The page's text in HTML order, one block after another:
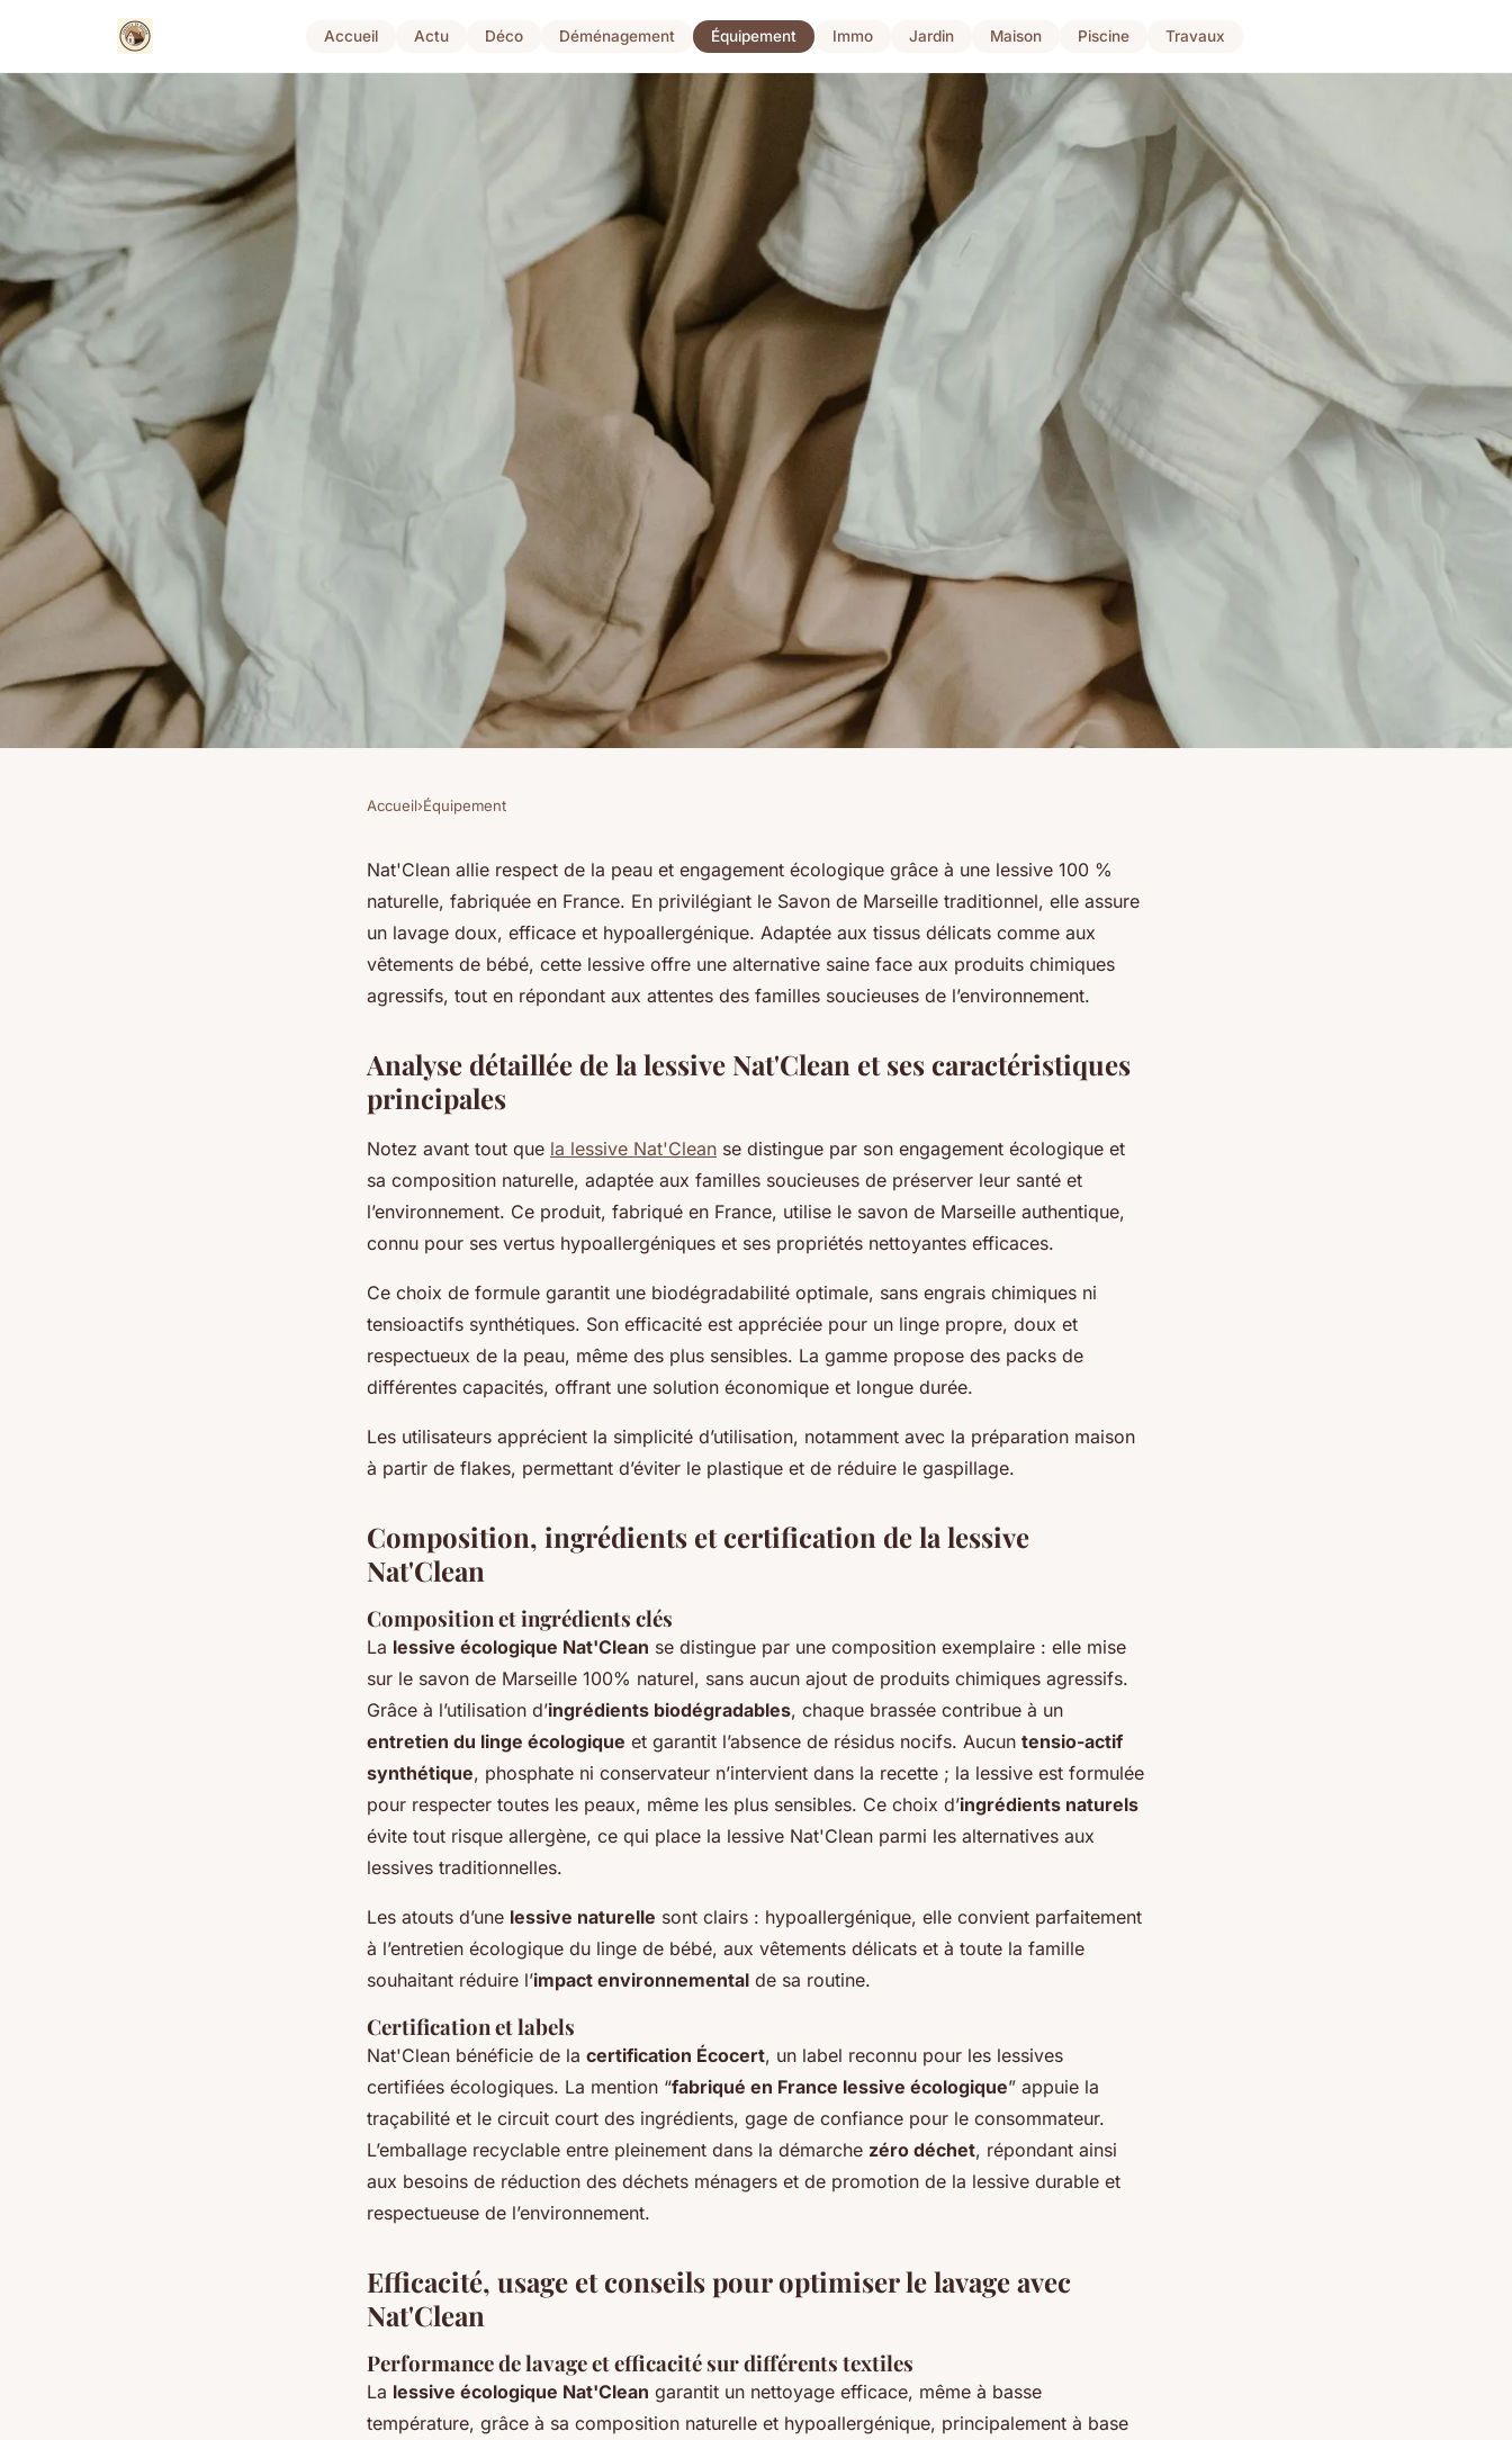
Accueil Actu Déco Déménagement Équipement Immo Jardin Maison Piscine Travaux
Optez pour la lessive nat'clean :
douceur et écologie réunies
7 min de lecture
Accueil›Équipement
Nat'Clean allie respect de la peau et engagement écologique grâce à une lessive 100 %
naturelle, fabriquée en France. En privilégiant le Savon de Marseille traditionnel, elle assure
un lavage doux, efficace et hypoallergénique. Adaptée aux tissus délicats comme aux
vêtements de bébé, cette lessive offre une alternative saine face aux produits chimiques
agressifs, tout en répondant aux attentes des familles soucieuses de l’environnement.
Analyse détaillée de la lessive Nat'Clean et ses caractéristiques
principales
Notez avant tout que la lessive Nat'Clean se distingue par son engagement écologique et
sa composition naturelle, adaptée aux familles soucieuses de préserver leur santé et
l’environnement. Ce produit, fabriqué en France, utilise le savon de Marseille authentique,
connu pour ses vertus hypoallergéniques et ses propriétés nettoyantes efficaces.
Ce choix de formule garantit une biodégradabilité optimale, sans engrais chimiques ni
tensioactifs synthétiques. Son efficacité est appréciée pour un linge propre, doux et
respectueux de la peau, même des plus sensibles. La gamme propose des packs de
différentes capacités, offrant une solution économique et longue durée.
Les utilisateurs apprécient la simplicité d’utilisation, notamment avec la préparation maison
à partir de flakes, permettant d’éviter le plastique et de réduire le gaspillage.
Composition, ingrédients et certification de la lessive
Nat'Clean
Composition et ingrédients clés
La lessive écologique Nat'Clean se distingue par une composition exemplaire : elle mise
sur le savon de Marseille 100% naturel, sans aucun ajout de produits chimiques agressifs.
Grâce à l’utilisation d’ingrédients biodégradables, chaque brassée contribue à un
entretien du linge écologique et garantit l’absence de résidus nocifs. Aucun tensio-actif
synthétique, phosphate ni conservateur n’intervient dans la recette ; la lessive est formulée
pour respecter toutes les peaux, même les plus sensibles. Ce choix d’ingrédients naturels
évite tout risque allergène, ce qui place la lessive Nat'Clean parmi les alternatives aux
lessives traditionnelles.
Les atouts d’une lessive naturelle sont clairs : hypoallergénique, elle convient parfaitement
à l’entretien écologique du linge de bébé, aux vêtements délicats et à toute la famille
souhaitant réduire l’impact environnemental de sa routine.
Certification et labels
Nat'Clean bénéficie de la certification Écocert, un label reconnu pour les lessives
certifiées écologiques. La mention “fabriqué en France lessive écologique” appuie la
traçabilité et le circuit court des ingrédients, gage de confiance pour le consommateur.
L’emballage recyclable entre pleinement dans la démarche zéro déchet, répondant ainsi
aux besoins de réduction des déchets ménagers et de promotion de la lessive durable et
respectueuse de l’environnement.
Efficacité, usage et conseils pour optimiser le lavage avec
Nat'Clean
Performance de lavage et efficacité sur différents textiles
La lessive écologique Nat'Clean garantit un nettoyage efficace, même à basse
température, grâce à sa composition naturelle et hypoallergénique, principalement à base